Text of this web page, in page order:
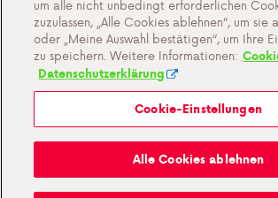
Mein Antargaz
um alle nicht unbedingt erforderlichen
zuzulassen, „Alle Cookies ablehnen“, um sie
oder „Meine Auswahl bestätigen“, um Ihre
zu speichern. Weitere Informationen:
Datenschutzerklärung
Cookie-Einstellungen
Alle Cookies ablehnen